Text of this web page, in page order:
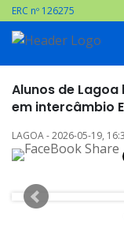
ERC nº 126275
Alunos de
em intercâmbio
LAGOA - 2026-05-19,